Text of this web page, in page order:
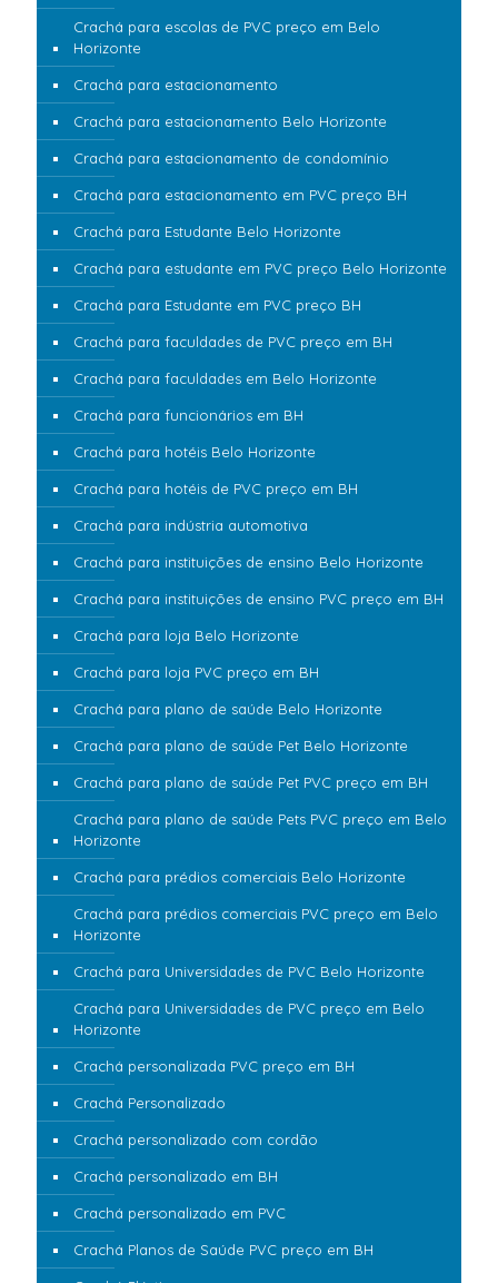
Crachá para escolas de PVC preço em Belo
Horizonte
Crachá para estacionamento
Crachá para estacionamento Belo Horizonte
Crachá para estacionamento de condomínio
Crachá para estacionamento em PVC preço BH
Crachá para Estudante Belo Horizonte
Crachá para estudante em PVC preço Belo Horizonte
Crachá para Estudante em PVC preço BH
Crachá para faculdades de PVC preço em BH
Crachá para faculdades em Belo Horizonte
Crachá para funcionários em BH
Crachá para hotéis Belo Horizonte
Crachá para hotéis de PVC preço em BH
Crachá para indústria automotiva
Crachá para instituições de ensino Belo Horizonte
Crachá para instituições de ensino PVC preço em BH
Crachá para loja Belo Horizonte
Crachá para loja PVC preço em BH
Crachá para plano de saúde Belo Horizonte
Crachá para plano de saúde Pet Belo Horizonte
Crachá para plano de saúde Pet PVC preço em BH
Crachá para plano de saúde Pets PVC preço em Belo
Horizonte
Crachá para prédios comerciais Belo Horizonte
Crachá para prédios comerciais PVC preço em Belo
Horizonte
Crachá para Universidades de PVC Belo Horizonte
Crachá para Universidades de PVC preço em Belo
Horizonte
Crachá personalizada PVC preço em BH
Crachá Personalizado
Crachá personalizado com cordão
Crachá personalizado em BH
Crachá personalizado em PVC
Crachá Planos de Saúde PVC preço em BH